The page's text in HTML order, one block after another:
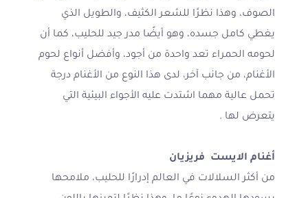
الصوف، وهذا نظرًا للشعر الكثيف، والطويل الذي
يغطي كامل جسده، وهو أيضًا مدر جيد للحليب، كما أن
لحومه الحمراء تعد واحدة من أجود، وأفضل أنواع لحوم
الأغنام، من جانب آخر، لدى هذا النوع من الأغنام درجة
تحمل عالية مهما اشتدت عليه الأجواء البيئية التي
يتعرض لها .
أغنام الايست فريزيان
من أكثر السلالات في العالم إدرارًا للحليب، ملامحها